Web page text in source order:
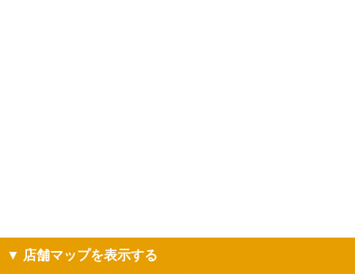
▼ 店舗マップを表示する